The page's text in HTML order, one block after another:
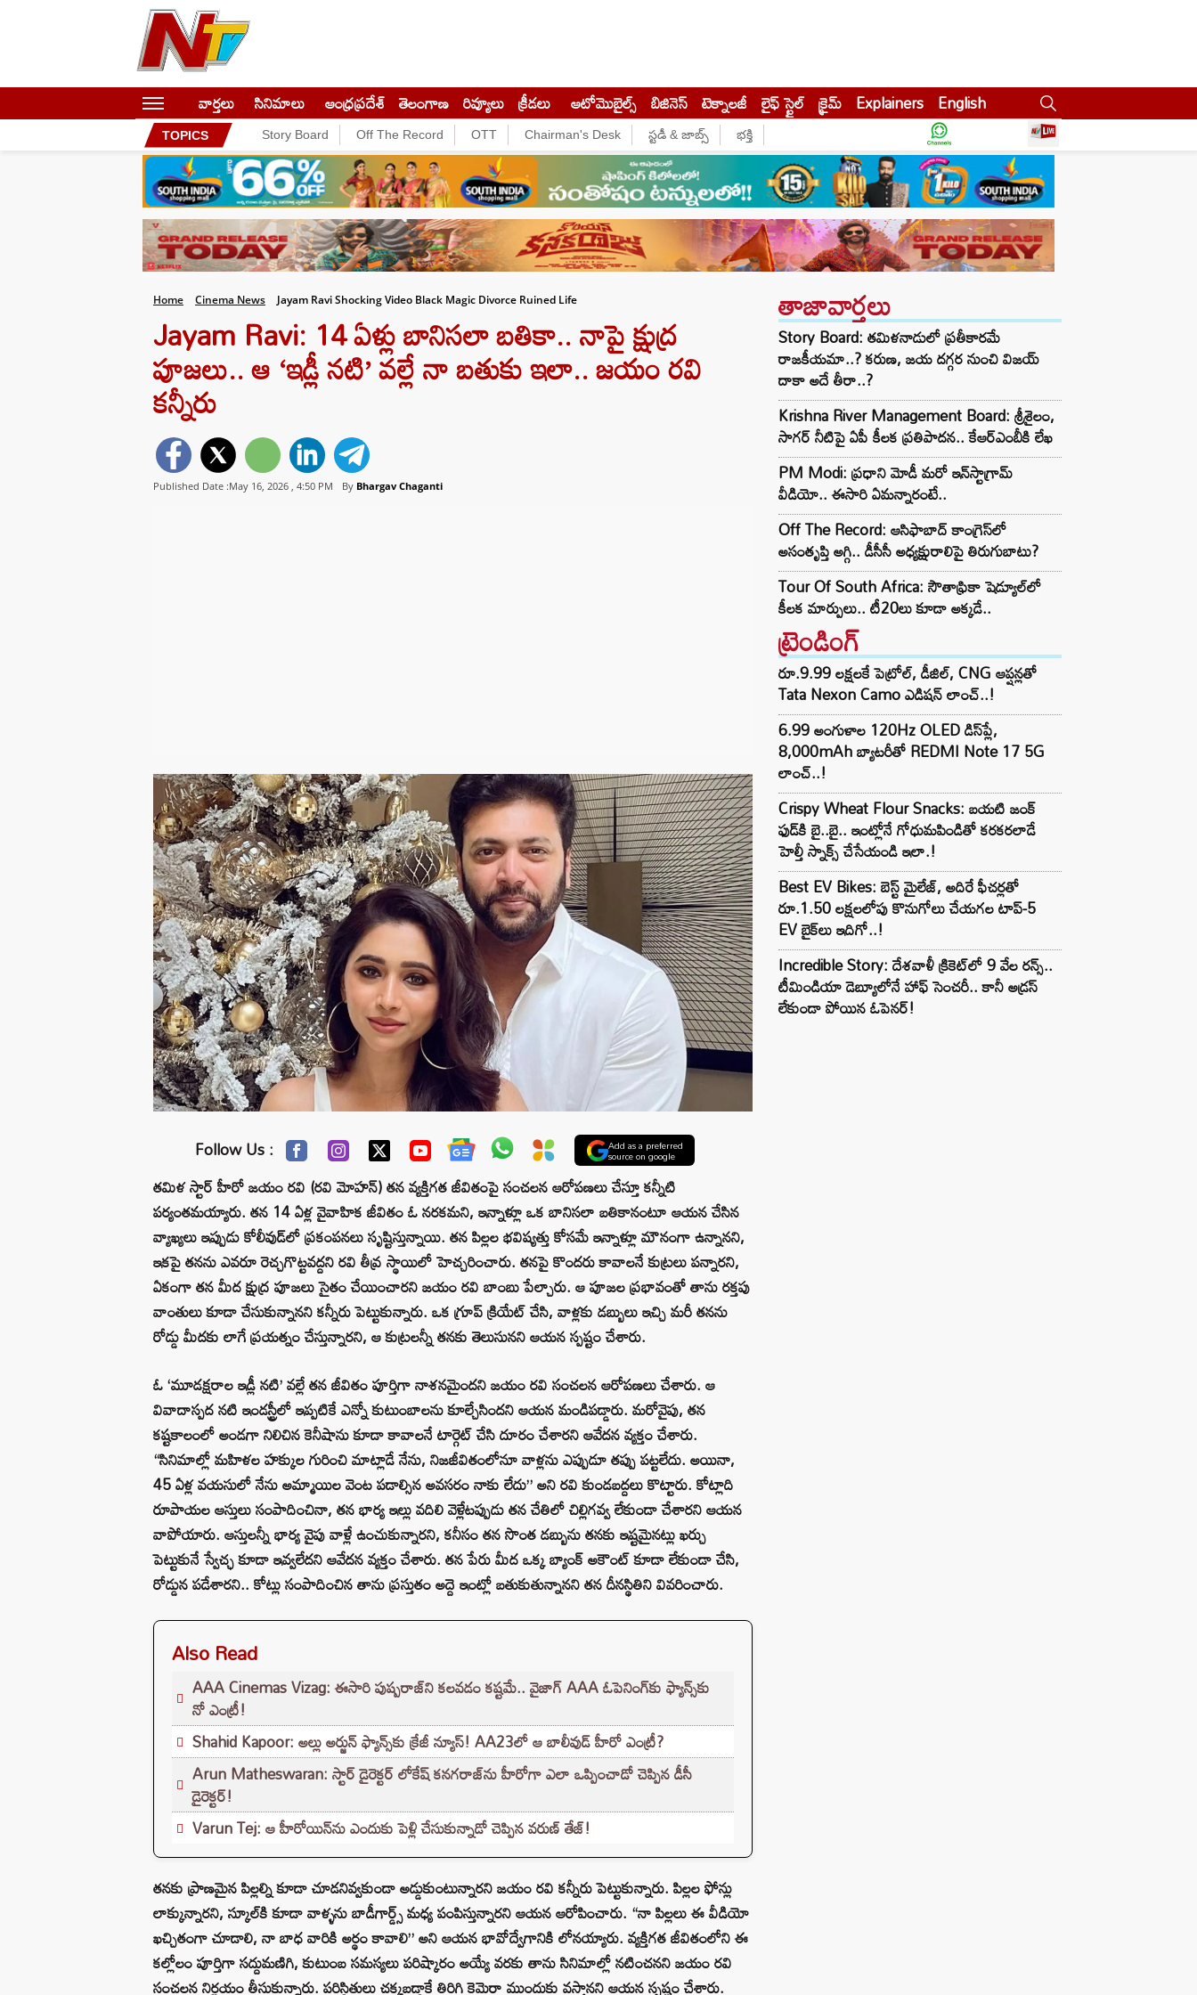
వార్తలు సినిమాలు ఆంధ్రప్రదేశ్ తెలంగాణ రివ్యూలు క్రీడలు ఆటోమొబైల్స్ బిజినెస్‌ టెక్నాలజీ లైఫ్ స్టైల్ క్రైమ్ Explainers English
TOPICS Story Board Off The Record OTT Chairman's Desk స్టడీ & జాబ్స్ భక్తి
Home Cinema News Jayam Ravi Shocking Video Black Magic Divorce Ruined Life
Jayam Ravi: 14 ఏళ్లు బానిసలా బతికా.. నాపై క్షుద్ర
పూజలు.. ఆ ‘ఇడ్లీ నటి’ వల్లే నా బతుకు ఇలా.. జయం రవి
కన్నీరు
Published Date :May 16, 2026 , 4:50 PM By Bhargav Chaganti
Follow Us : Add as a preferred
source on google
తమిళ స్టార్ హీరో జయం రవి (రవి మోహన్) తన వ్యక్తిగత జీవితంపై సంచలన ఆరోపణలు చేస్తూ కన్నీటి
పర్యంతమయ్యారు. తన 14 ఏళ్ల వైవాహిక జీవితం ఓ నరకమని, ఇన్నాళ్లూ ఒక బానిసలా బతికానంటూ ఆయన చేసిన
వ్యాఖ్యలు ఇప్పుడు కోలీవుడ్‌లో ప్రకంపనలు సృష్టిస్తున్నాయి. తన పిల్లల భవిష్యత్తు కోసమే ఇన్నాళ్లూ మౌనంగా ఉన్నానని,
ఇకపై తనను ఎవరూ రెచ్చగొట్టవద్దని రవి తీవ్ర స్థాయిలో హెచ్చరించారు. తనపై కొందరు కావాలనే కుట్రలు పన్నారని,
ఏకంగా తన మీద క్షుద్ర పూజలు సైతం చేయించారని జయం రవి బాంబు పేల్చారు. ఆ పూజల ప్రభావంతో తాను రక్తపు
వాంతులు కూడా చేసుకున్నానని కన్నీరు పెట్టుకున్నారు. ఒక గ్రూప్ క్రియేట్ చేసి, వాళ్లకు డబ్బులు ఇచ్చి మరీ తనను
రోడ్డు మీదకు లాగే ప్రయత్నం చేస్తున్నారని, ఆ కుట్రలన్నీ తనకు తెలుసునని ఆయన స్పష్టం చేశారు.
ఓ ‘మూడక్షరాల ఇడ్లీ నటి’ వల్లే తన జీవితం పూర్తిగా నాశనమైందని జయం రవి సంచలన ఆరోపణలు చేశారు. ఆ
వివాదాస్పద నటి ఇండస్ట్రీలో ఇప్పటికే ఎన్నో కుటుంబాలను కూల్చేసిందని ఆయన మండిపడ్డారు. మరోవైపు, తన
కష్టకాలంలో అండగా నిలిచిన కెనీషాను కూడా కావాలనే టార్గెట్ చేసి దూరం చేశారని ఆవేదన వ్యక్తం చేశారు.
“సినిమాల్లో మహిళల హక్కుల గురించి మాట్లాడే నేను, నిజజీవితంలోనూ వాళ్లను ఎప్పుడూ తప్పు పట్టలేదు. అయినా,
45 ఏళ్ల వయసులో నేను అమ్మాయిల వెంట పడాల్సిన అవసరం నాకు లేదు” అని రవి కుండబద్దలు కొట్టారు. కోట్లాది
రూపాయల ఆస్తులు సంపాదించినా, తన భార్య ఇల్లు వదిలి వెళ్లేటప్పుడు తన చేతిలో చిల్లిగవ్వ లేకుండా చేశారని ఆయన
వాపోయారు. ఆస్తులన్నీ భార్య వైపు వాళ్లే ఉంచుకున్నారని, కనీసం తన సొంత డబ్బును తనకు ఇష్టమైనట్లు ఖర్చు
పెట్టుకునే స్వేచ్ఛ కూడా ఇవ్వలేదని ఆవేదన వ్యక్తం చేశారు. తన పేరు మీద ఒక్క బ్యాంక్ అకౌంట్ కూడా లేకుండా చేసి,
రోడ్డున పడేశారని.. కోట్లు సంపాదించిన తాను ప్రస్తుతం అద్దె ఇంట్లో బతుకుతున్నానని తన దీనస్థితిని వివరించారు.
Also Read
AAA Cinemas Vizag: ఈసారి పుష్పరాజ్‌ని కలవడం కష్టమే.. వైజాగ్ AAA ఓపెనింగ్‌కు ఫ్యాన్స్‌కు
నో ఎంట్రీ!
Shahid Kapoor: అల్లు అర్జున్ ఫ్యాన్స్‌కు క్రేజీ న్యూస్! AA23లో ఆ బాలీవుడ్ హీరో ఎంట్రీ?
Arun Matheswaran: స్టార్ డైరెక్టర్ లోకేష్ కనగరాజ్‌ను హీరోగా ఎలా ఒప్పించాడో చెప్పిన డీసీ
డైరెక్టర్!
Varun Tej: ఆ హీరోయిన్‌ను ఎందుకు పెళ్లి చేసుకున్నాడో చెప్పిన వరుణ్ తేజ్!
తనకు ప్రాణమైన పిల్లల్ని కూడా చూడనివ్వకుండా అడ్డుకుంటున్నారని జయం రవి కన్నీరు పెట్టుకున్నారు. పిల్లల ఫోన్లు
లాక్కున్నారని, స్కూల్‌కి కూడా వాళ్ళను బాడీగార్డ్స్ మధ్య పంపిస్తున్నారని ఆయన ఆరోపించారు. “నా పిల్లలు ఈ వీడియో
ఖచ్చితంగా చూడాలి, నా బాధ వారికి అర్థం కావాలి” అని ఆయన భావోద్వేగానికి లోనయ్యారు. వ్యక్తిగత జీవితంలోని ఈ
కల్లోలం పూర్తిగా సద్దుమణిగి, కుటుంబ సమస్యలు పరిష్కారం అయ్యే వరకు తాను సినిమాల్లో నటించనని జయం రవి
సంచలన నిర్ణయం తీసుకున్నారు. పరిస్థితులు చక్కబడ్డాకే తిరిగి కెమెరా ముందుకు వస్తానని ఆయన స్పష్టం చేశారు.
తాజావార్తలు
Story Board: తమిళనాడులో ప్రతీకారమే
రాజకీయమా..? కరుణ, జయ దగ్గర నుంచి విజయ్
దాకా అదే తీరా..?
Krishna River Management Board: శ్రీశైలం,
సాగర్ నీటిపై ఏపీ కీలక ప్రతిపాదన.. కేఆర్ఎంబీకి లేఖ
PM Modi: ప్రధాని మోడీ మరో ఇన్‌స్టాగ్రామ్
వీడియో.. ఈసారి ఏమన్నారంటే..
Off The Record: ఆసిఫాబాద్ కాంగ్రెస్‌లో
అసంతృప్తి అగ్గి.. డీసీసీ అధ్యక్షురాలిపై తిరుగుబాటు?
Tour Of South Africa: సౌతాఫ్రికా షెడ్యూల్‌లో
కీలక మార్పులు.. టీ20లు కూడా అక్కడే..
ట్రెండింగ్‌
రూ.9.99 లక్షలకే పెట్రోల్, డీజిల్, CNG ఆప్షన్లతో
Tata Nexon Camo ఎడిషన్ లాంచ్..!
6.99 అంగుళాల 120Hz OLED డిస్‌ప్లే,
8,000mAh బ్యాటరీతో REDMI Note 17 5G
లాంచ్..!
Crispy Wheat Flour Snacks: బయటి జంక్
ఫుడ్‌కి బై..బై.. ఇంట్లోనే గోధుమపిండితో కరకరలాడే
హెల్తీ స్నాక్స్ చేసేయండి ఇలా.!
Best EV Bikes: బెస్ట్ మైలేజ్, అదిరే ఫీచర్లతో
రూ.1.50 లక్షలలోపు కొనుగోలు చేయగల టాప్-5
EV బైక్‌లు ఇదిగో..!
Incredible Story: దేశవాళీ క్రికెట్‌లో 9 వేల రన్స్..
టీమిండియా డెబ్యూలోనే హాఫ్ సెంచరీ.. కానీ అడ్రస్
లేకుండా పోయిన ఓపెనర్!